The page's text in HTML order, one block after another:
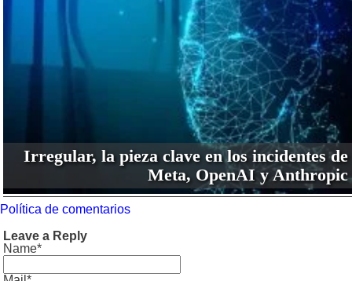
Irregular, la pieza clave en los incidentes de
Meta, OpenAI y Anthropic
Política de comentarios
Leave a Reply
Name*